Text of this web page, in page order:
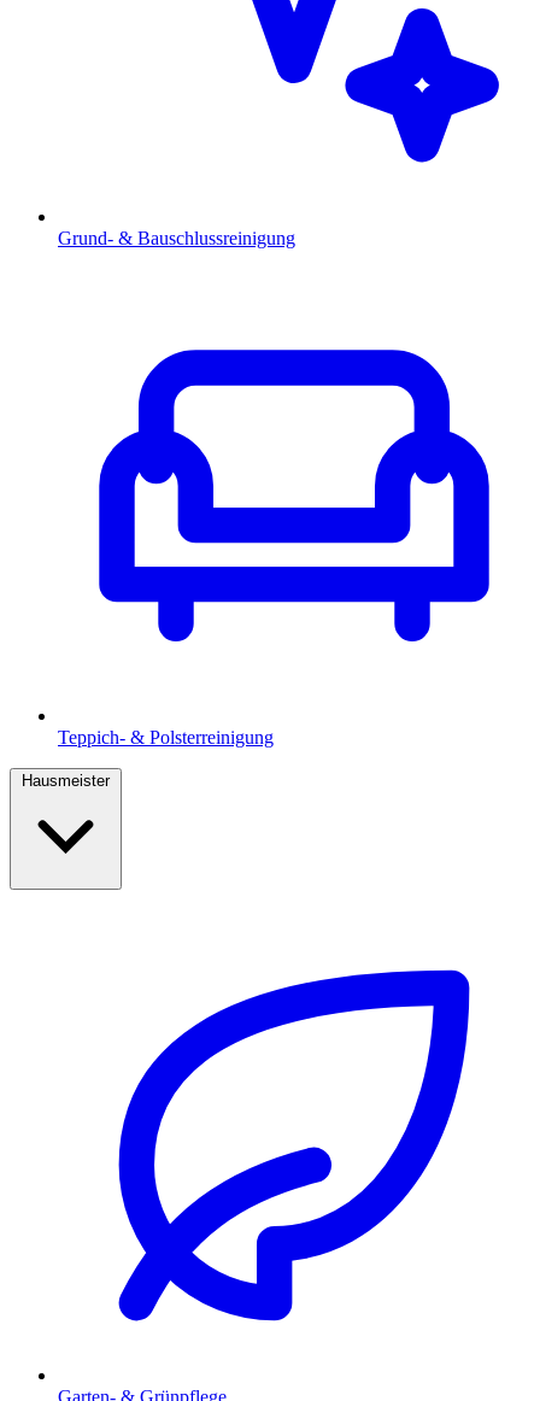
Grund- & Bauschlussreinigung
Teppich- & Polsterreinigung
Hausmeister
Garten- & Grünpflege